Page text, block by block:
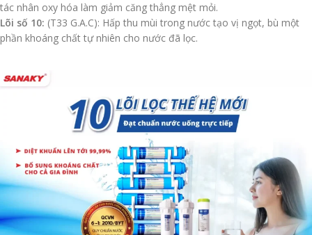
tác nhân oxy hóa làm giảm căng thẳng mệt mỏi.
Lõi số 10: (T33 G.A.C): Hấp thu mùi trong nước tạo vị ngọt, bù một
phần khoáng chất tự nhiên cho nước đã lọc.